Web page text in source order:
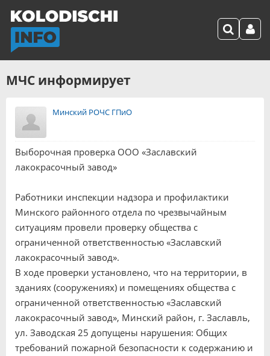
МЧС информирует
Минский РОЧС ГПиО
Выборочная проверка ООО «Заславский
лакокрасочный завод»
Работники инспекции надзора и профилактики
Минского районного отдела по чрезвычайным
ситуациям провели проверку общества с
ограниченной ответственностью «Заславский
лакокрасочный завод».
В ходе проверки установлено, что на территории, в
зданиях (сооружениях) и помещениях общества с
ограниченной ответственностью «Заславский
лакокрасочный завод», Минский район, г. Заславль,
ул. Заводская 25 допущены нарушения: Общих
требований пожарной безопасности к содержанию и